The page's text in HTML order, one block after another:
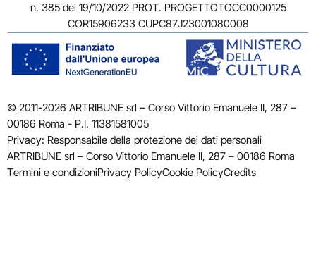
n. 385 del 19/10/2022 PROT. PROGETTOTOCC0000125
COR15906233 CUPC87J23001080008
© 2011-2026 ARTRIBUNE srl – Corso Vittorio Emanuele II, 287 –
00186 Roma - P.I. 11381581005
Privacy: Responsabile della protezione dei dati personali
ARTRIBUNE srl – Corso Vittorio Emanuele II, 287 – 00186 Roma
Termini e condizioniPrivacy PolicyCookie PolicyCredits